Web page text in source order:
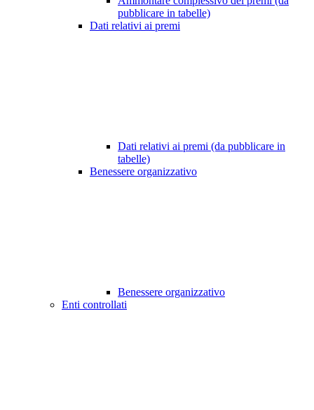
pubblicare in tabelle)
Dati relativi ai premi
Dati relativi ai premi (da pubblicare in
tabelle)
Benessere organizzativo
Benessere organizzativo
Enti controllati